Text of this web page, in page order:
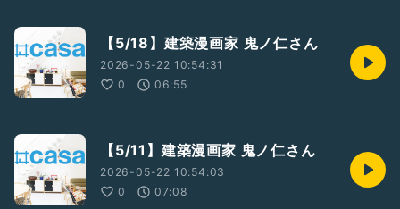
【5/18】建築漫画家 鬼ノ仁さん
2026-05-22 10:54:31
0
06:55
【5/11】建築漫画家 鬼ノ仁さん
2026-05-22 10:54:03
0
07:08